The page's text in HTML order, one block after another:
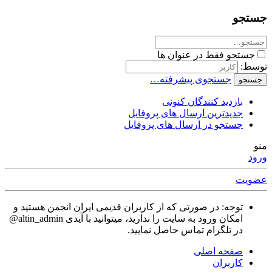
جستجو
جستجو فقط در عنوان ها
توسط:
جستجو جستجوی پیشرفته…
بازدید کنندگان کنونی
جدیدترین ارسال های پروفایل
جستجو در ارسال های پروفایل
منو
ورود
عضویت
توجه: در صورتی که از کاربران قدیمی ایران انجمن هستید و
امکان ورود به سایت را ندارید، میتوانید با آیدی altin_admin@
در تلگرام تماس حاصل نمایید.
صفحه اصلی
کاربران